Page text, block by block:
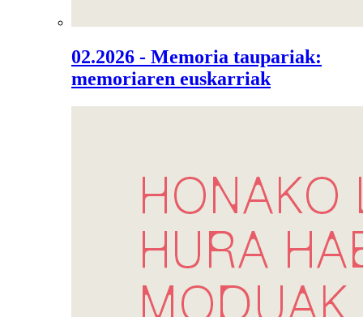
02.2026 - Memoria taupariak:
memoriaren euskarriak